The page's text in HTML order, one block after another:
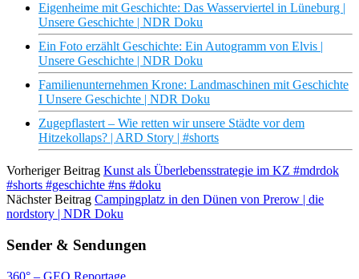
Eigenheime mit Geschichte: Das Wasserviertel in Lüneburg |
Unsere Geschichte | NDR Doku
Ein Foto erzählt Geschichte: Ein Autogramm von Elvis |
Unsere Geschichte | NDR Doku
Familienunternehmen Krone: Landmaschinen mit Geschichte
I Unsere Geschichte | NDR Doku
Zugepflastert – Wie retten wir unsere Städte vor dem
Hitzekollaps? | ARD Story | #shorts
Vorheriger Beitrag Kunst als Überlebensstrategie im KZ #mdrdok
#shorts #geschichte #ns #doku
Nächster Beitrag Campingplatz in den Dünen von Prerow | die
nordstory | NDR Doku
Sender & Sendungen
360° – GEO Reportage